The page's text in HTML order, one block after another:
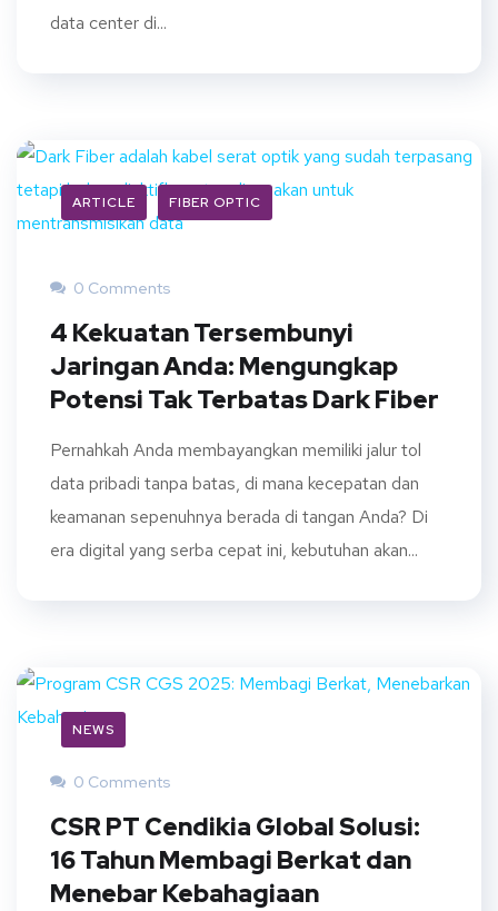
data center di...
ARTICLE FIBER OPTIC
0 Comments
4 Kekuatan Tersembunyi
Jaringan Anda: Mengungkap
Potensi Tak Terbatas Dark Fiber
Pernahkah Anda membayangkan memiliki jalur tol
data pribadi tanpa batas, di mana kecepatan dan
keamanan sepenuhnya berada di tangan Anda? Di
era digital yang serba cepat ini, kebutuhan akan...
NEWS
0 Comments
CSR PT Cendikia Global Solusi:
16 Tahun Membagi Berkat dan
Menebar Kebahagiaan